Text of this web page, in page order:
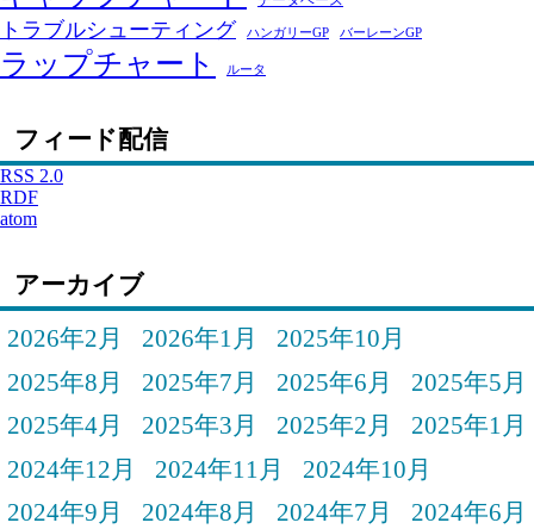
トラブルシューティング ハンガリーGP バーレーンGP
ラップチャート ルータ
フィード配信
RSS 2.0
RDF
atom
アーカイブ
2026年2月
2026年1月
2025年10月
2025年8月
2025年7月 2025年6月
2025年5月
2025年4月
2025年3月 2025年2月
2025年1月
2024年12月
2024年11月
2024年10月
2024年9月
2024年8月 2024年7月
2024年6月